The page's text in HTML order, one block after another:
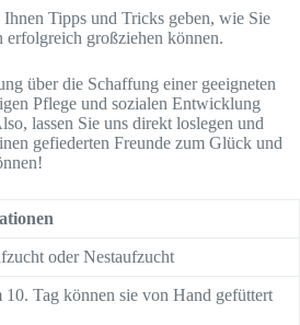
Tipps und Tricks geben, wie Sie
großziehen können.
über die Schaffung einer geeigneten
Pflege und sozialen Entwicklung
lassen Sie uns direkt loslegen und
gefiederten Freunde zum Glück und
oder Nestaufzucht
10. Tag können sie von Hand gefüttert